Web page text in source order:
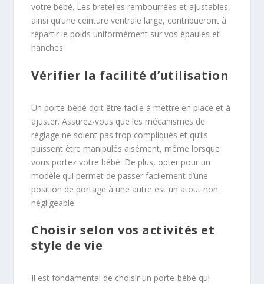
votre bébé. Les bretelles rembourrées et ajustables,
ainsi qu’une ceinture ventrale large, contribueront à
répartir le poids uniformément sur vos épaules et
hanches.
Vérifier la facilité d’utilisation
Un porte-bébé doit être facile à mettre en place et à
ajuster. Assurez-vous que les mécanismes de
réglage ne soient pas trop compliqués et qu’ils
puissent être manipulés aisément, même lorsque
vous portez votre bébé. De plus, opter pour un
modèle qui permet de passer facilement d’une
position de portage à une autre est un atout non
négligeable.
Choisir selon vos activités et
style de vie
Il est fondamental de choisir un porte-bébé qui